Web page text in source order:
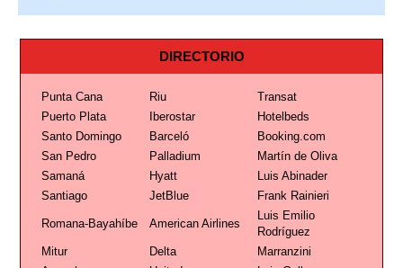
DIRECTORIO
Punta Cana Riu
Transat
Puerto Plata
Iberostar
Hotelbeds
Santo Domingo
Barceló
Booking.com
San Pedro
Palladium
Martín de Oliva
Samaná
Hyatt
Luis Abinader
Santiago
JetBlue Frank Rainieri
Romana-Bayahíbe American Airlines
Luis Emilio
Rodríguez
Mitur
Delta
Marranzini